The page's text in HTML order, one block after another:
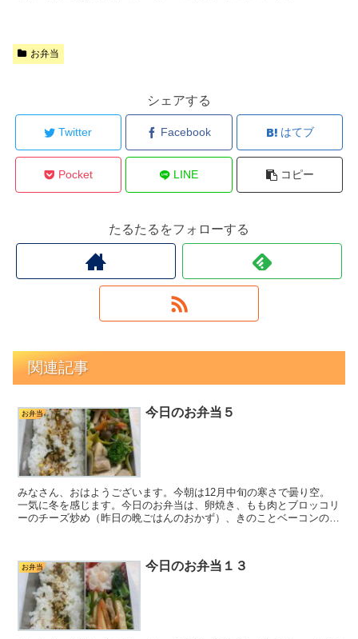
お弁当
シェアする
Twitter Facebook はてブ
Pocket LINE コピー
たるたるをフォローする
関連記事
お弁当 今日のお弁当５
みなさん、おはようございます。今朝は12月中旬の寒さで曇り空。
一気に冬を感じます。今日のお弁当は、卵焼き、もも肉とブロッコリ
ーのチーズ炒め（昨日の晩ごはんのおかず）、きのことベーコンの和
お弁当 今日のお弁当１３